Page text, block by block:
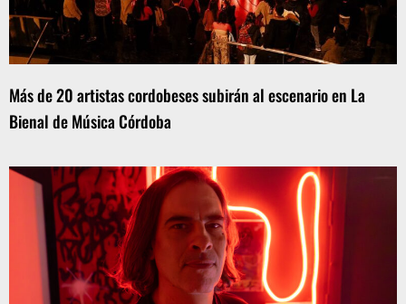
Más de 20 artistas cordobeses subirán al escenario en La
Bienal de Música Córdoba